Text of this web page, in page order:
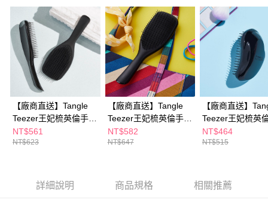
２．關於個人資料處理事宜，請瀏覽以下網址：
https://aftee.tw/terms/#terms3
３．未成年的使用者請事先徵得法定代理人或監護人之同意方可使用
「AFTEE先享後付」，若未經同意申辦者引起之損失，本公司不負相關責
任。
４．使用「AFTEE先享後付」時，將依據個別帳號之用戶狀況，依本公司即
時審查核予不同之上限額度；若仍有額度不足之情形，本公司將視審查結果
請求用戶進行身份認證。
５．嚴禁一人註冊多個帳號或使用他人資訊註冊。若發現惡意使用之情形，
恩沛科技股份有限公司將有權停止該用戶之使用額度並採取法律行動。
【廠商直送】Tangle
Teezer王妃梳英倫手握
梳-黑色
NT$561
NT$623
【廠商直送】Tangle
Teezer王妃梳英倫手握
梳(大)-黑色
NT$582
NT$647
【廠商直送】
Teezer王妃梳英
梳-黑色
NT$464
NT$515
詳細說明 商品規格 相關推薦